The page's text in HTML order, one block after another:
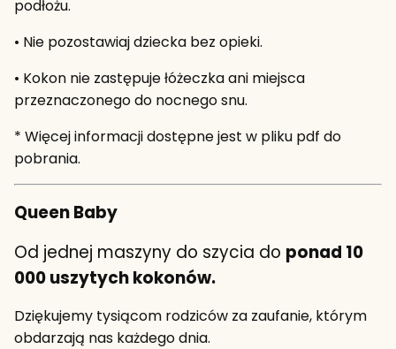
podłożu.
• Nie pozostawiaj dziecka bez opieki.
• Kokon nie zastępuje łóżeczka ani miejsca
przeznaczonego do nocnego snu.
* Więcej informacji dostępne jest w pliku pdf do
pobrania.
Queen Baby
Od jednej maszyny do szycia do ponad 10
000 uszytych kokonów.
Dziękujemy tysiącom rodziców za zaufanie, którym
obdarzają nas każdego dnia.